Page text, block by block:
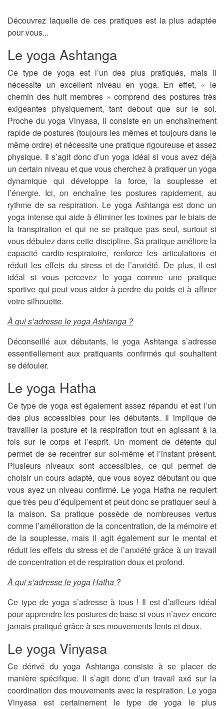
Découvrez laquelle de ces pratiques est la plus adaptée
pour vous...
Le yoga Ashtanga
Ce type de yoga est l’un des plus pratiqués, mais il
nécessite un excellent niveau en yoga. En effet, « le
chemin des huit membres » comprend des postures très
exigeantes physiquement, tant debout que sur le sol.
Proche du yoga Vinyasa, il consiste en un enchaînement
rapide de postures (toujours les mêmes et toujours dans le
même ordre) et nécessite une pratique rigoureuse et assez
physique. Il s’agit donc d’un yoga idéal si vous avez déjà
un certain niveau et que vous cherchez à pratiquer un yoga
dynamique qui développe la force, la souplesse et
l’énergie. Ici, on enchaîne les postures rapidement, au
rythme de sa respiration. Le yoga Ashtanga est donc un
yoga intense qui aide à éliminer les toxines par le biais de
la transpiration et qui ne se pratique pas seul, surtout si
vous débutez dans cette discipline. Sa pratique améliore la
capacité cardio-respiratoire, renforce les articulations et
réduit les effets du stress et de l’anxiété. De plus, il est
idéal si vous percevez le yoga comme une pratique
sportive qui peut vous aider à perdre du poids et à affiner
votre silhouette.
À qui s’adresse le yoga Ashtanga ?
Déconseillé aux débutants, le yoga Ashtanga s’adresse
essentiellement aux pratiquants confirmés qui souhaitent
se défouler.
Le yoga Hatha
Ce type de yoga est également assez répandu et est l’un
des plus accessibles pour les débutants. Il implique de
travailler la posture et la respiration tout en agissant à la
fois sur le corps et l’esprit. Un moment de détente qui
permet de se recentrer sur soi-même et l’instant présent.
Plusieurs niveaux sont accessibles, ce qui permet de
choisir un cours adapté, que vous soyez débutant ou que
vous ayez un niveau confirmé. Le yoga Hatha ne requiert
que très peu d’équipement et peut donc se pratiquer seul à
la maison. Sa pratique possède de nombreuses vertus
comme l’amélioration de la concentration, de la mémoire et
de la souplesse, mais il agit également sur le mental et
réduit les effets du stress et de l’anxiété grâce à un travail
de concentration et de respiration doux et profond.
À qui s’adresse le yoga Hatha ?
Ce type de yoga s’adresse à tous ! Il est d’ailleurs idéal
pour apprendre les postures de base si vous n’avez encore
jamais pratiqué grâce à ses mouvements lents et doux.
Le yoga Vinyasa
Ce dérivé du yoga Ashtanga consiste à se placer de
manière spécifique. Il s’agit donc d’un travail axé sur la
coordination des mouvements avec la respiration. Le yoga
Vinyasa est certainement le type de yoga le plus